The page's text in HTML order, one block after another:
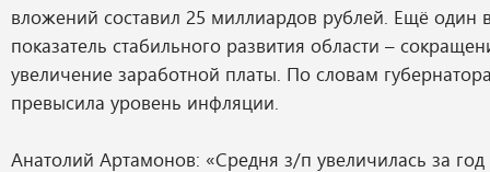
вложений составил 25 миллиардов рублей. Ещё один
показатель стабильного развития области –
увеличение заработной платы. По словам
превысила уровень инфляции.
Анатолий Артамонов: «Средня з/п увеличилась за год